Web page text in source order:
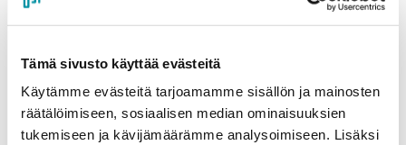
Tämä sivusto käyttää evästeitä
Käytämme evästeitä tarjoamamme sisällön ja mainosten
räätälöimiseen, sosiaalisen median ominaisuuksien
tukemiseen ja kävijämäärämme analysoimiseen. Lisäksi
kestävyyttä
Purson anodisointi ja pulverimaalaus antavat
alumiinille upean ulkonäön sekä vahvan
suojan säätä ja kulutusta vastaan – ilman